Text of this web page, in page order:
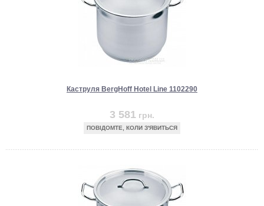
Каструля BergHoff Hotel Line 1102290
3 581 грн.
ПОВІДОМТЕ, КОЛИ З'ЯВИТЬСЯ